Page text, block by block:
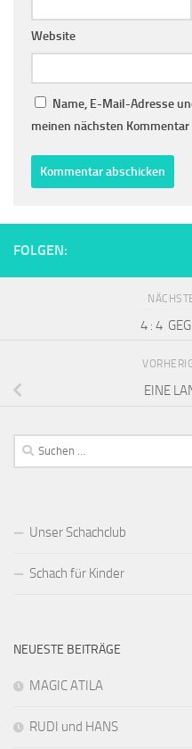
Website
Name, E-Mail-Adresse
meinen nächsten
FOLGEN:
4 : 4
EINE
Suchen
nach:
Unser Schachclub
Schach für Kinder
NEUESTE BEITRÄGE
MAGIC ATILA
RUDI und HANS